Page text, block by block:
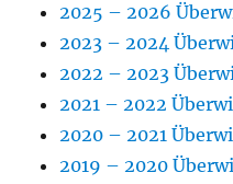
2025 – 2026
2023 – 2024
2022 – 2023
2021 – 2022
2020 – 2021
2019 – 2020